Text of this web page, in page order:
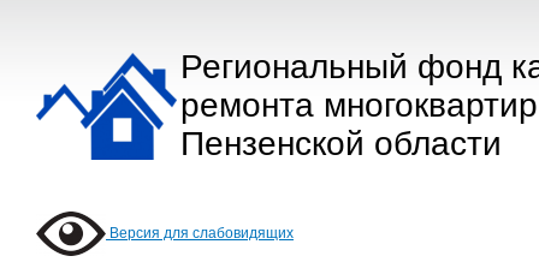
Региональный фонд
ремонта
Пензенской области
Версия для слабовидящих